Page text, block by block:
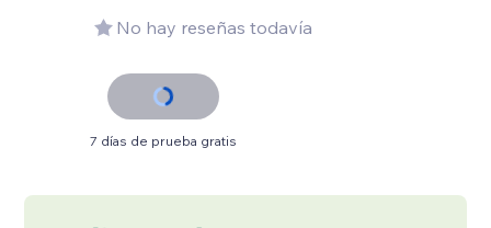
No hay reseñas todavía
7 días de prueba gratis